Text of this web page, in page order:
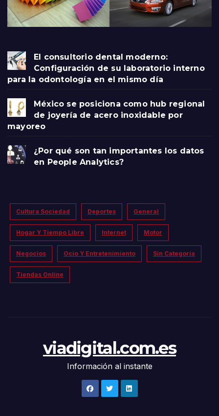
El consultorio dental moderno:
Configuración de su laboratorio interno
para la odontología en el mismo día
México se posiciona como hub regional
de joyería de acero inoxidable por
mayoreo
¿Por qué son tan importantes los datos
en People Analytics?
Cultura Sociedad Deportes General
Hogar Y Tiempo Libre Internet Motor
Negocios Ocio Y Entretenimiento Sin Categoría
Tiendas Online
viadigital.com.es
Información al instante